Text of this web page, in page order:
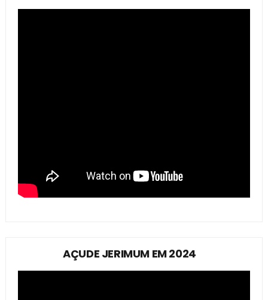
AÇUDE JERIMUM EM 2024